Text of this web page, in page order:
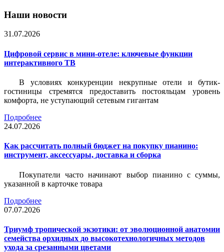
Наши новости
31.07.2026
Цифровой сервис в мини-отеле: ключевые функции
интерактивного ТВ
В условиях конкуренции некрупные отели и бутик-
гостиницы стремятся предоставить постояльцам уровень
комфорта, не уступающий сетевым гигантам
Подробнее
24.07.2026
Как рассчитать полный бюджет на покупку пианино:
инструмент, аксессуары, доставка и сборка
Покупатели часто начинают выбор пианино с суммы,
указанной в карточке товара
Подробнее
07.07.2026
Триумф тропической экзотики: от эволюционной анатомии
семейства орхидных до высокотехнологичных методов
ухода за срезанными цветами